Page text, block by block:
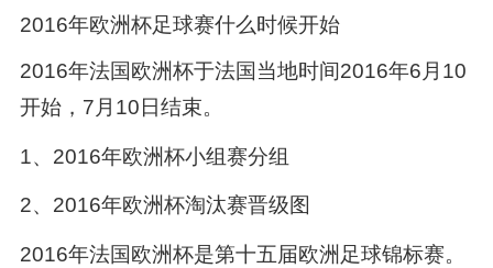
2016年欧洲杯足球赛什么时候开始
2016年法国欧洲杯于法国当地时间2016年6月10
开始，7月10日结束。
1、2016年欧洲杯小组赛分组
2、2016年欧洲杯淘汰赛晋级图
2016年法国欧洲杯是第十五届欧洲足球锦标赛。